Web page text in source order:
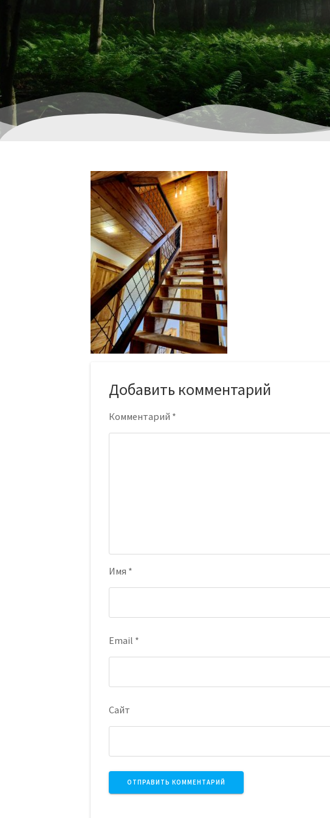
Добавить комментарий
Комментарий *
Имя *
Email *
Сайт